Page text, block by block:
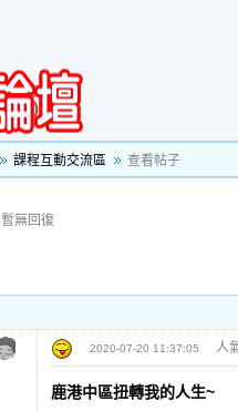
課程互動交流區 查看帖子
暫無回復
2020-07-20 11:37:05 人
鹿港中區扭轉我的人生~